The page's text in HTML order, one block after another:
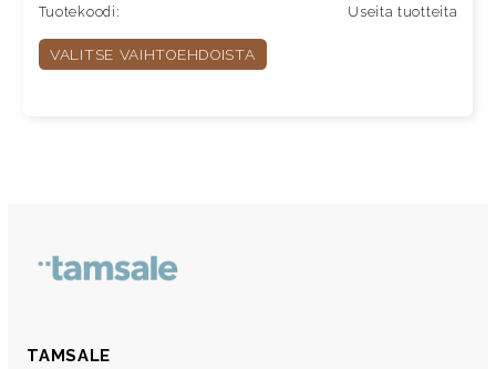
Tuotekoodi:
Useita tuotteita
VALITSE VAIHTOEHDOISTA
TAMSALE